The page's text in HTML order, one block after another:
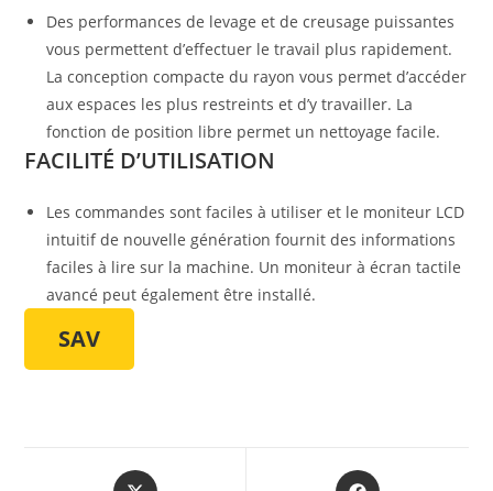
Des performances de levage et de creusage puissantes
vous permettent d’effectuer le travail plus rapidement.
La conception compacte du rayon vous permet d’accéder
aux espaces les plus restreints et d’y travailler. La
fonction de position libre permet un nettoyage facile.
FACILITÉ D’UTILISATION
Les commandes sont faciles à utiliser et le moniteur LCD
intuitif de nouvelle génération fournit des informations
faciles à lire sur la machine. Un moniteur à écran tactile
avancé peut également être installé.
SAV